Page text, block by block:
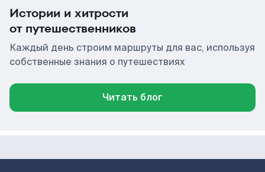
Истории и хитрости
от путешественников
Каждый день строим маршруты для вас, используя
собственные знания о путешествиях
Читать блог